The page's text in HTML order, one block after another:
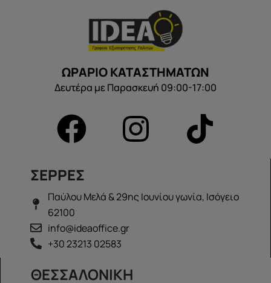
ΩΡΑΡΙΟ ΚΑΤΑΣΤΗΜΑΤΩΝ
Δευτέρα με Παρασκευή 09:00-17:00
ΣΕΡΡΕΣ
Παύλου Μελά & 29ης Ιουνίου γωνία, Ισόγειο
62100
info@ideaoffice.gr
+30 23213 02583
ΘΕΣΣΑΛΟΝΙΚΗ